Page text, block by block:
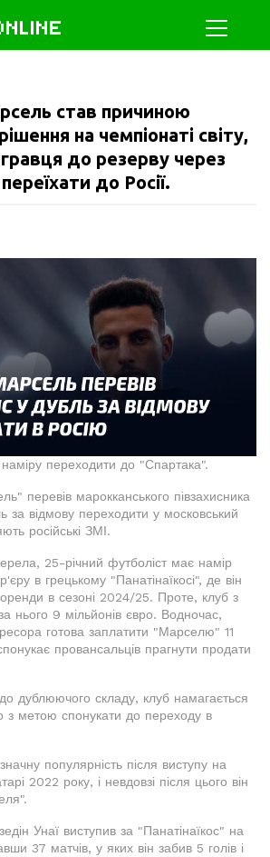
став причиною
на чемпіонаті світу,
до резерву через
до Росії.
переходити до "Спартака".
перевів марокканського півзахисника
за відмову переходити у московський
російські ЗМІ.
25-річний футболіст має намір
в грецькому "Панатінаїкосі", де він
в сезоні 2024/25. Проте, клуб з
нього 9 мільйонів євро. Водночас,
готова заплатити "Марселю" 11
провансальців прагнути продати
дублюючого складу, клуб намагається
з метою спонукати до переходу в
популярність після виступу на
2022 року, і невдовзі після цього він
Унаї виступив за "Панатінаїкос" на
37 матчів, у яких він забив 5 голів і